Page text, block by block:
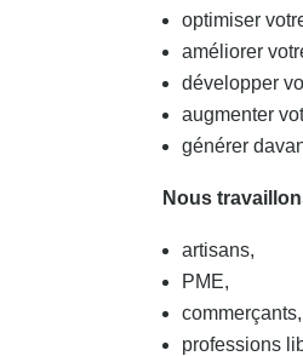
optimiser
améliorer
développer
augmenter
générer
Nous
artisans,
PME,
commerçants,
professions